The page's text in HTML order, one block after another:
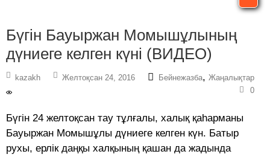
Бүгін Бауыржан Момышұлының
дүниеге келген күні (ВИДЕО)
kazakh Желтоқсан 24, 2016 Бейнежазба, Жаңалықтар
0
Бүгін 24 желтоқсан тау тұлғалы, халық қаһарманы
Бауыржан Момышұлы дүниеге келген күн. Батыр
рухы, ерлік даңқы халқының қашан да жадында